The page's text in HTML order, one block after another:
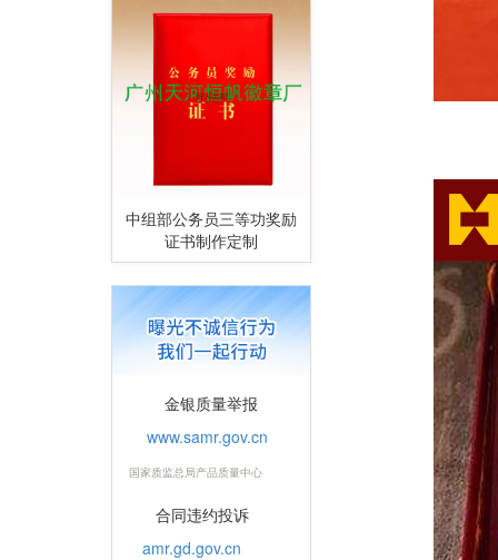
中组部公务员三等功奖励
证书制作定制
金银质量举报
www.samr.gov.cn
国家质监总局产品质量中心
合同违约投诉
amr.gd.gov.cn